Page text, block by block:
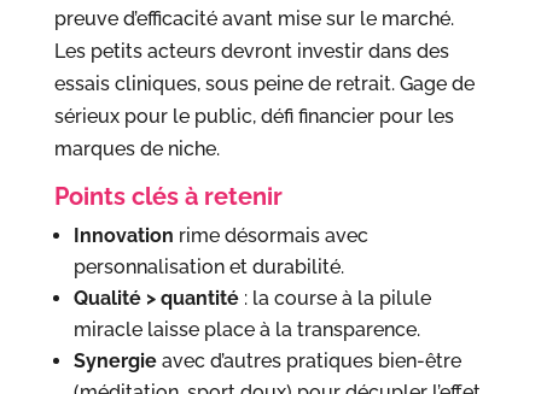
preuve d’efficacité avant mise sur le marché.
Les petits acteurs devront investir dans des
essais cliniques, sous peine de retrait. Gage de
sérieux pour le public, défi financier pour les
marques de niche.
Points clés à retenir
Innovation rime désormais avec
personnalisation et durabilité.
Qualité > quantité: la course à la pilule
miracle laisse place à la transparence.
Synergieavec d’autres pratiques bien-être